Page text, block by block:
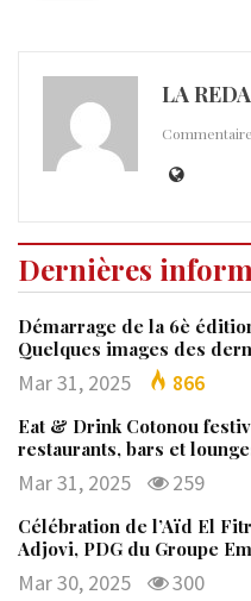
LA
Dernières
Démarrage de la 6è
Quelques images des
Mar 31, 2025 866
Eat & Drink Cotonou
restaurants, bars et
Mar 31, 2025 259
Célébration de l’Aïd El
Adjovi, PDG du Groupe
Mar 30, 2025 300